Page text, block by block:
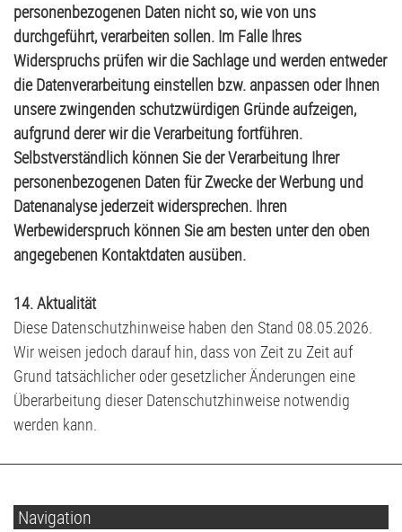
personenbezogenen Daten nicht so, wie von uns
durchgeführt, verarbeiten sollen. Im Falle Ihres
Widerspruchs prüfen wir die Sachlage und werden entweder
die Datenverarbeitung einstellen bzw. anpassen oder Ihnen
unsere zwingenden schutzwürdigen Gründe aufzeigen,
aufgrund derer wir die Verarbeitung fortführen.
Selbstverständlich können Sie der Verarbeitung Ihrer
personenbezogenen Daten für Zwecke der Werbung und
Datenanalyse jederzeit widersprechen. Ihren
Werbewiderspruch können Sie am besten unter den oben
angegebenen Kontaktdaten ausüben.
14. Aktualität
Diese Datenschutzhinweise haben den Stand 08.05.2026.
Wir weisen jedoch darauf hin, dass von Zeit zu Zeit auf
Grund tatsächlicher oder gesetzlicher Änderungen eine
Überarbeitung dieser Datenschutzhinweise notwendig
werden kann.
Navigation